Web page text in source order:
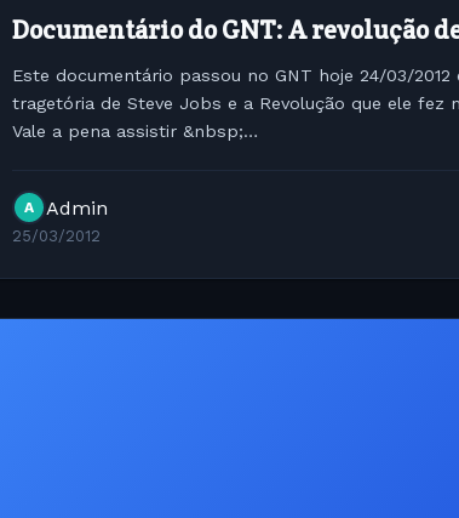
Documentário do GNT: A revolução de
Este documentário passou no GNT hoje 24/03/2012
tragetória de Steve Jobs e a Revolução que ele fez
Vale a pena assistir &nbsp;
A Admin
25/03/2012